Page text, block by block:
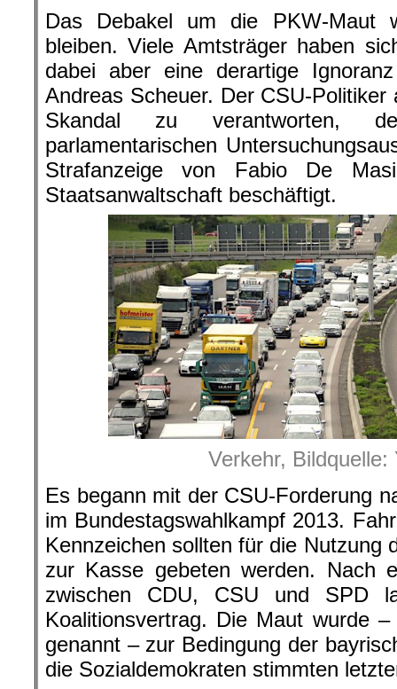
Das Debakel um die PKW-Maut
bleiben. Viele Amtsträger haben
dabei aber eine derartige
Andreas Scheuer. Der CSU-
Skandal zu verantworten,
parlamentarischen
Strafanzeige von Fabio De
Staatsanwaltschaft beschäftigt.
Verkehr, Bildquelle:
Es begann mit der CSU-Forderung
im Bundestagswahlkampf 2013.
Kennzeichen sollten für die Nutzung
zur Kasse gebeten werden. Nach
zwischen CDU, CSU und SPD
Koalitionsvertrag. Die Maut wurde –
genannt – zur Bedingung der
die Sozialdemokraten stimmten